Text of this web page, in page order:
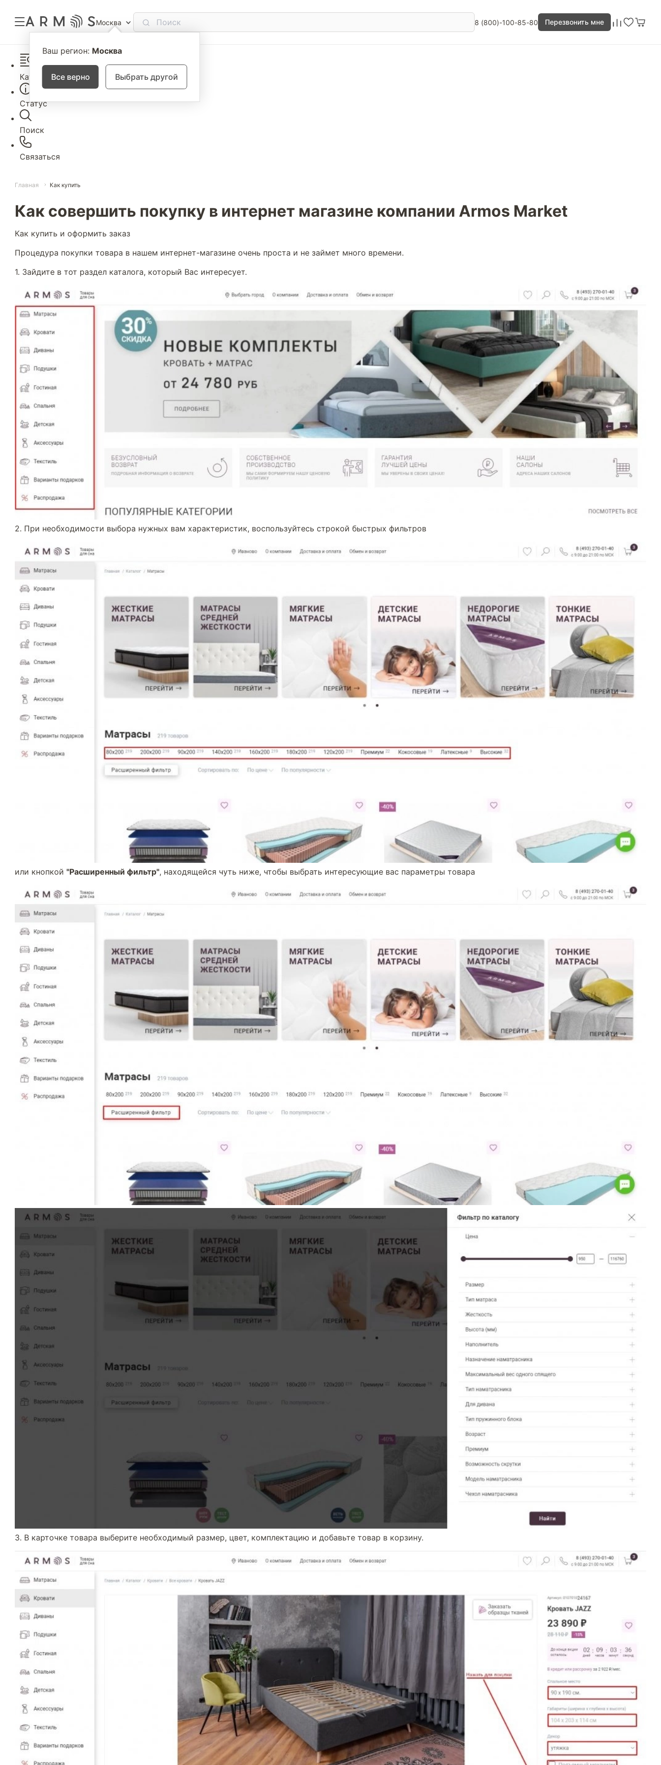
Москва
Ваш регион: Москва
Все верно Выбрать другой
8 (800)-100-85-80 Перезвонить мне
Каталог
Статус
Поиск
Связаться
Главная Как купить
Как совершить покупку в интернет магазине компании Armos Market
Как купить и оформить заказ
Процедура покупки товара в нашем интернет-магазине очень проста и не займет много времени.
1. Зайдите в тот раздел каталога, который Вас интересует.
2. При необходимости выбора нужных вам характеристик, воспользуйтесь строкой быстрых фильтров
или кнопкой "Расширенный фильтр", находящейся чуть ниже, чтобы выбрать интересующие вас параметры товара
3. В карточке товара выберите необходимый размер, цвет, комплектацию и добавьте товар в корзину.